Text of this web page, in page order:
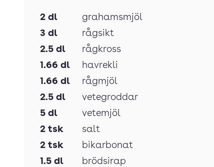
2 dl
grahamsmjöl
3 dl
rågsikt
2.5 dl
rågkross
1.66 dl
havrekli
1.66 dl
rågmjöl
2.5 dl
vetegroddar
5 dl
vetemjöl
2 tsk
salt
2 tsk
bikarbonat
1.5 dl
brödsirap